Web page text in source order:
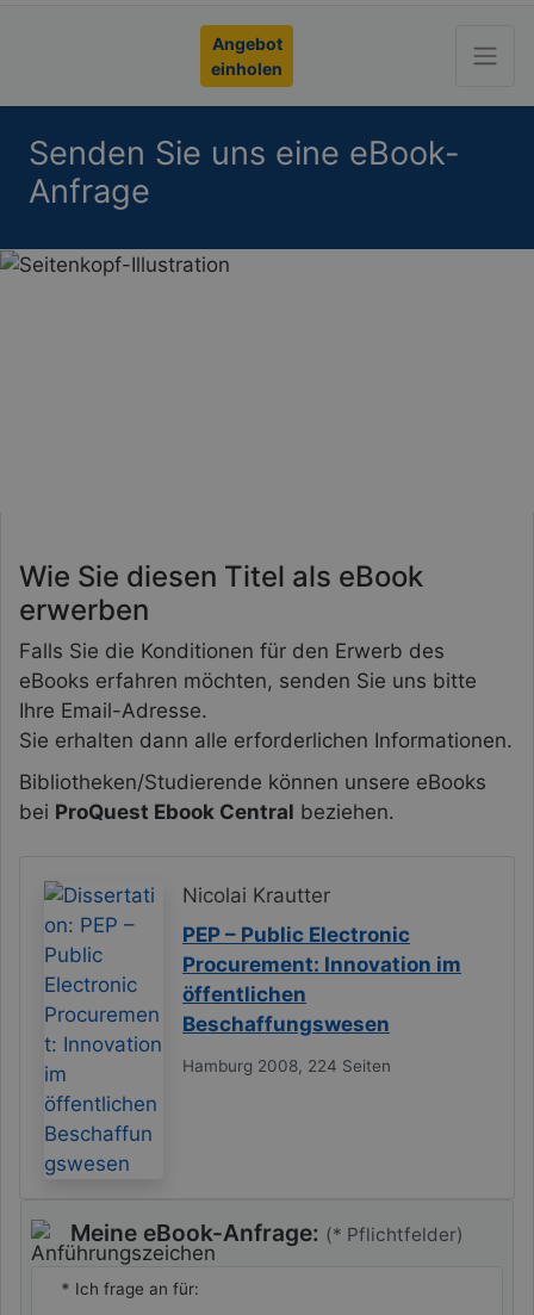
Angebot
einholen
Senden Sie uns eine eBook-
Anfrage
Wie Sie diesen Titel als eBook
erwerben
Falls Sie die Konditionen für den Erwerb des
eBooks erfahren möchten, senden Sie uns bitte
Ihre Email-Adresse.
Sie erhalten dann alle erforderlichen Informationen.
Bibliotheken/Studierende können unsere eBooks
bei ProQuest Ebook Central beziehen.
Nicolai Krautter
PEP – Public Electronic
Procurement: Innovation im
öffentlichen
Beschaffungswesen
Hamburg 2008, 224 Seiten
Meine eBook-Anfrage: (* Pflichtfelder)
* Ich frage an für: